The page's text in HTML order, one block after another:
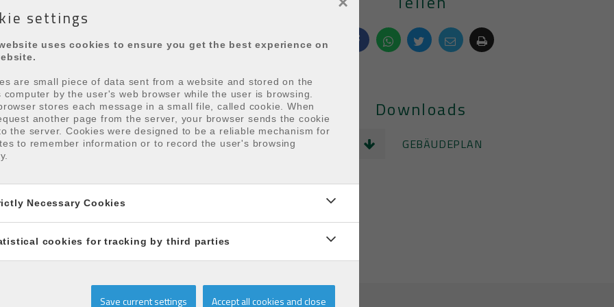
finish (de)
Downloads
GEBÄUDEPLAN
settings
uses cookies to ensure you get the best experience on
are small piece of data sent from a website and stored on the
computer by the user's web browser while the user is browsing.
stores each message in a small file, called cookie. When
another page from the server, your browser sends the cookie
the server. Cookies were designed to be a reliable mechanism for
to remember information or to record the user's browsing
Necessary Cookies
cookies for tracking by third parties
Save current settings Accept all cookies and close